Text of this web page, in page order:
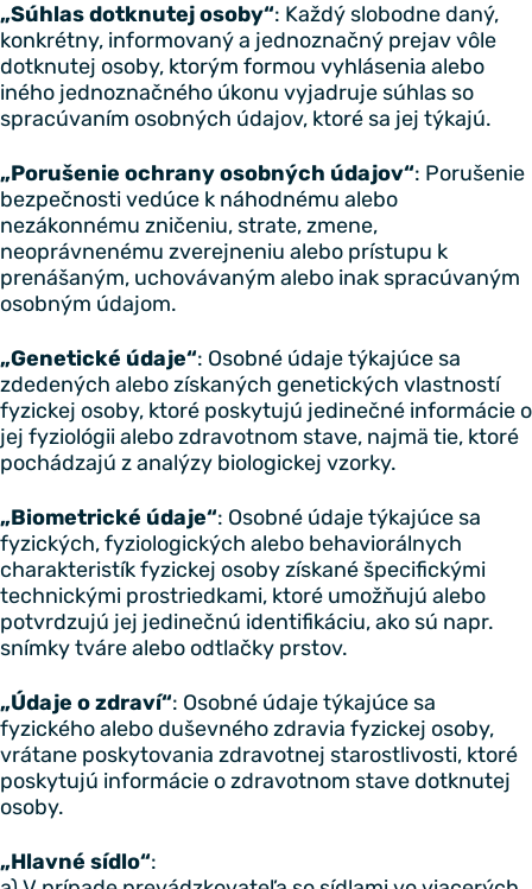
„Súhlas dotknutej osoby“: Každý slobodne daný,
konkrétny, informovaný a jednoznačný prejav vôle
dotknutej osoby, ktorým formou vyhlásenia alebo
iného jednoznačného úkonu vyjadruje súhlas so
spracúvaním osobných údajov, ktoré sa jej týkajú.
„Porušenie ochrany osobných údajov“: Porušenie
bezpečnosti vedúce k náhodnému alebo
nezákonnému zničeniu, strate, zmene,
neoprávnenému zverejneniu alebo prístupu k
prenášaným, uchovávaným alebo inak spracúvaným
osobným údajom.
„Genetické údaje“: Osobné údaje týkajúce sa
zdedených alebo získaných genetických vlastností
fyzickej osoby, ktoré poskytujú jedinečné informácie o
jej fyziológii alebo zdravotnom stave, najmä tie, ktoré
pochádzajú z analýzy biologickej vzorky.
„Biometrické údaje“: Osobné údaje týkajúce sa
fyzických, fyziologických alebo behaviorálnych
charakteristík fyzickej osoby získané špecifickými
technickými prostriedkami, ktoré umožňujú alebo
potvrdzujú jej jedinečnú identifikáciu, ako sú napr.
snímky tváre alebo odtlačky prstov.
„Údaje o zdraví“: Osobné údaje týkajúce sa
fyzického alebo duševného zdravia fyzickej osoby,
vrátane poskytovania zdravotnej starostlivosti, ktoré
poskytujú informácie o zdravotnom stave dotknutej
osoby.
„Hlavné sídlo“: